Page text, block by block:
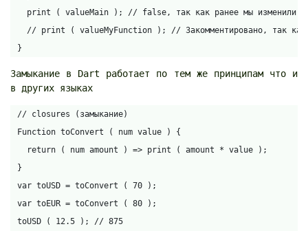
print ( valueMain ); // false, так как ранее мы изменили
// print ( valueMyFunction ); // Закомментировано, так как
}
Замыкание в Dart работает по тем же принципам что и
в других языках
// closures (замыкание)
Function toConvert ( num value ) {
return ( num amount ) => print ( amount * value );
}
var toUSD = toConvert ( 70 );
var toEUR = toConvert ( 80 );
toUSD ( 12.5 ); // 875